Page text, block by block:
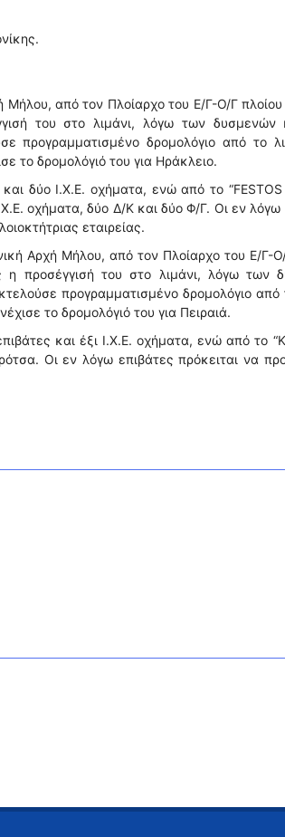
από τον Πλοίαρχο του Ε/Γ-Ο/Γ πλοίου
του στο λιμάνι, λόγω των δυσμενών
προγραμματισμένο δρομολόγιο από το
το δρομολόγιό του για Ηράκλειο.
δύο Ι.Χ.Ε. οχήματα, ενώ από το “FESTOS
οχήματα, δύο Δ/Κ και δύο Φ/Γ. Οι εν λόγω
εταιρείας.
Αρχή Μήλου, από τον Πλοίαρχο του Ε/Γ-
η προσέγγισή του στο λιμάνι, λόγω των
προγραμματισμένο δρομολόγιο από
το δρομολόγιό του για Πειραιά.
και έξι Ι.Χ.Ε. οχήματα, ενώ από το
Οι εν λόγω επιβάτες πρόκειται να